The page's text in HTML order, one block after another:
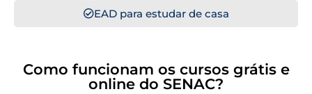
EAD para estudar de casa
Como funcionam os cursos grátis e
online do SENAC?